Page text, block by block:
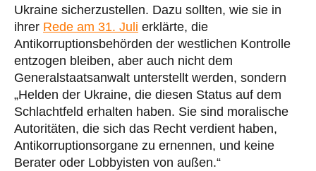
Ukraine sicherzustellen. Dazu sollten, wie sie in
ihrer Rede am 31. Juli erklärte, die
Antikorruptionsbehörden der westlichen Kontrolle
entzogen bleiben, aber auch nicht dem
Generalstaatsanwalt unterstellt werden, sondern
„Helden der Ukraine, die diesen Status auf dem
Schlachtfeld erhalten haben. Sie sind moralische
Autoritäten, die sich das Recht verdient haben,
Antikorruptionsorgane zu ernennen, und keine
Berater oder Lobbyisten von außen.“